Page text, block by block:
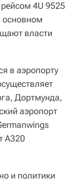
4U 9525
основном
власти
в аэропорту
Дортмунда,
аэропорт
A320
и политики